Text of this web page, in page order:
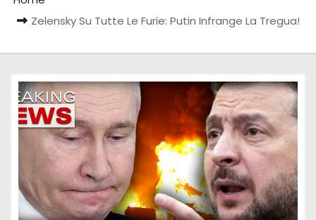
Zelensky Su Tutte Le Furie: Putin Infrange La Tregua!